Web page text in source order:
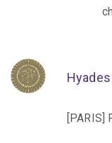
Hyades
[PARIS]